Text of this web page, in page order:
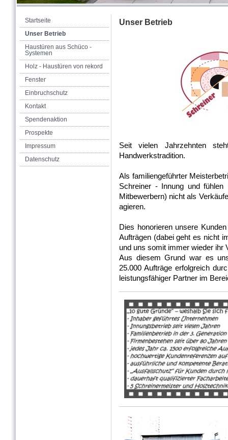
Startseite
Unser Betrieb
Haustüren aus Schüco -
Systemen
Holz - Haustüren von rekord
Fenster
Einbruchschutz
Kontakt
Spendenaktion
Prospekte
Impressum
Datenschutz
Unser Betrieb
Seit vielen Jahrzehnten
Handwerkstradition.
Als familiengeführter
Schreiner - Innung und
Mitbewerbern) nicht als
agieren.
Dies honorieren unsere
Aufträgen (dabei geht es nicht
und uns somit immer wieder ihr
Aus diesem Grund war es
25.000 Aufträge erfolgreich
leistungsfähiger Partner im